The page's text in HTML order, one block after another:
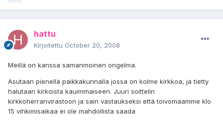
hattu
Kirjoitettu October 20, 2008
Meillä on kanssa samanmoinen ongelma.
Asutaan pienellä paikkakunnalla jossa on kolme kirkkoa, ja tietty
halutaan kirkoista kauimmaiseen. Juuri soittelin
kirkkoherranvirastoon ja sain vastaukseksi että toivomaamme klo
15 vihkimisaikaa ei ole mahdollista saada